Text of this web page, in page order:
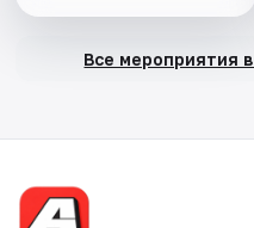
Все мероприятия